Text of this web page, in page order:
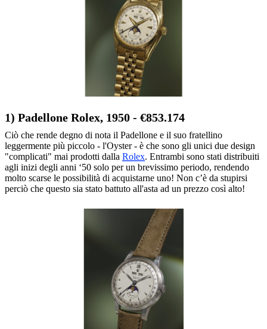
1) Padellone Rolex, 1950 - €853.174
Ciò che rende degno di nota il Padellone e il suo fratellino
leggermente più piccolo - l'Oyster - è che sono gli unici due design
"complicati" mai prodotti dalla Rolex. Entrambi sono stati distribuiti
agli inizi degli anni ‘50 solo per un brevissimo periodo, rendendo
molto scarse le possibilità di acquistarne uno! Non c’è da stupirsi
perciò che questo sia stato battuto all'asta ad un prezzo così alto!